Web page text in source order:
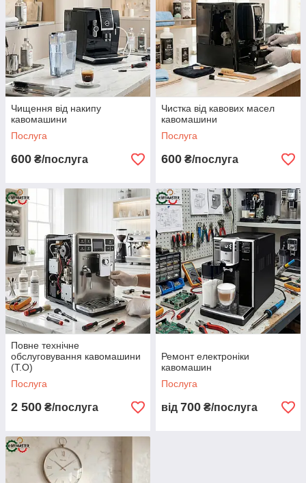
Чищення від накипу
кавомашини
Послуга
600 ₴/послуга
Чистка від кавових масел
кавомашини
Послуга
600 ₴/послуга
Повне технічне
обслуговування кавомашини
(Т.О)
Послуга
2 500 ₴/послуга
Ремонт електроніки
кавомашин
Послуга
від 700 ₴/послуга